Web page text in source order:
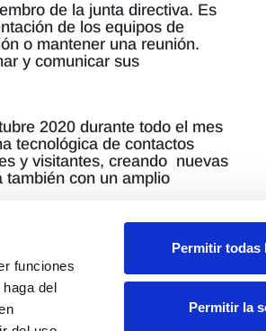
funciones
del
Permitir todas
Permitir la
de la junta directiva. Es
de los equipos de
o mantener una reunión.
y comunicar sus
2020 durante todo el mes
tecnológica de contactos
y visitantes, creando nuevas
también con un amplio
y congresos
en los que Anecoop
de octubre, fechas en las